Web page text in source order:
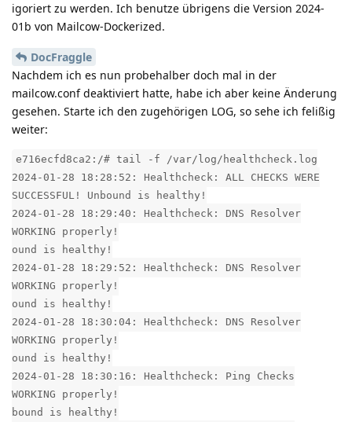
igoriert zu werden. Ich benutze übrigens die Version 2024-
01b von Mailcow-Dockerized.
DocFraggle
Nachdem ich es nun probehalber doch mal in der
mailcow.conf deaktiviert hatte, habe ich aber keine Änderung
gesehen. Starte ich den zugehörigen LOG, so sehe ich felißig
weiter:
e716ecfd8ca2:/# tail -f /var/log/healthcheck.log
2024-01-28 18:28:52: Healthcheck: ALL CHECKS WERE
SUCCESSFUL! Unbound is healthy!
2024-01-28 18:29:40: Healthcheck: DNS Resolver
WORKING properly!
ound is healthy!
2024-01-28 18:29:52: Healthcheck: DNS Resolver
WORKING properly!
ound is healthy!
2024-01-28 18:30:04: Healthcheck: DNS Resolver
WORKING properly!
ound is healthy!
2024-01-28 18:30:16: Healthcheck: Ping Checks
WORKING properly!
bound is healthy!